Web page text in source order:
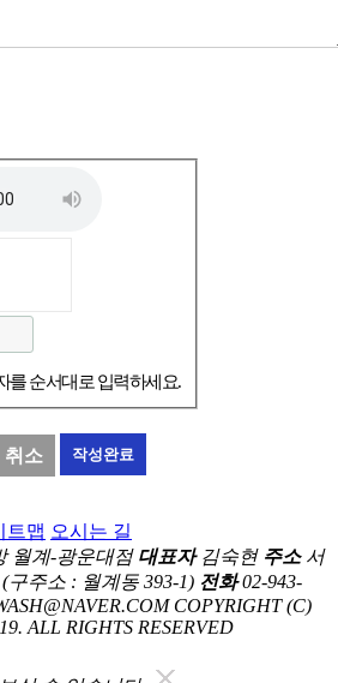
를 순서대로 입력하세요.
취소
트맵 오시는 길
월계-광운대점 대표자김숙현 주소서
구주소 : 월계동 393-1) 전화02-943-
COPYRIGHT (C)
ALL RIGHTS RESERVED